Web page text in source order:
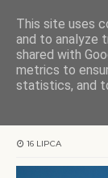
KOCHAMY
Strona główna
Klasyka
16 LIPCA
This site uses
and to analyze
shared with
metrics to
statistics, and